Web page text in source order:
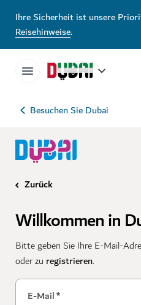
Ihre Sicherheit ist unsere
Reisehinweise.
Besuchen Sie Dubai
Zurück
Willkommen in
Bitte geben Sie Ihre E-Mail-
oder zu registrieren.
E-Mail*